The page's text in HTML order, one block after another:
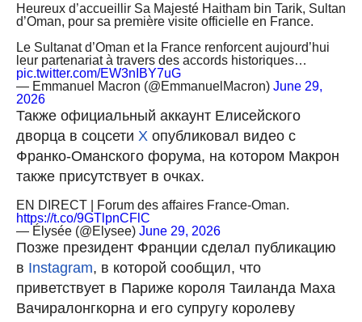
Heureux d’accueillir Sa Majesté Haitham bin Tarik, Sultan
d’Oman, pour sa première visite officielle en France.
Le Sultanat d’Oman et la France renforcent aujourd’hui
leur partenariat à travers des accords historiques…
pic.twitter.com/EW3nIBY7uG
— Emmanuel Macron (@EmmanuelMacron) June 29,
2026
Также официальный аккаунт Елисейского
дворца в соцсети X опубликовал видео с
Франко-Оманского форума, на котором Макрон
также присутствует в очках.
EN DIRECT | Forum des affaires France-Oman.
https://t.co/9GTlpnCFlC
— Élysée (@Elysee) June 29, 2026
Позже президент Франции сделал публикацию
в Instagram, в которой сообщил, что
приветствует в Париже короля Таиланда Маха
Вачиралонгкорна и его супругу королеву